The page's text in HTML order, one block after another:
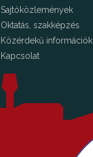
Sajtóközlemények
Oktatás, szakképzés
Közérdekű információk
Kapcsolat